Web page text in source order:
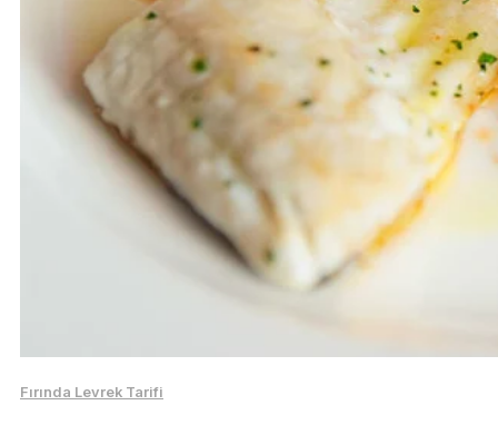
Fırında Levrek Tarifi